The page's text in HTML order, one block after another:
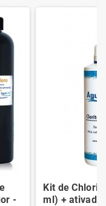
-
Kit de
ml) +